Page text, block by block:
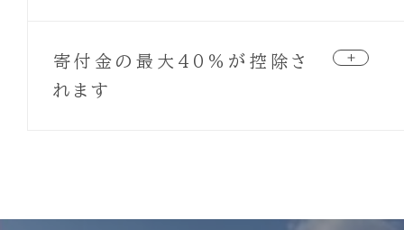
学生＆サポーター会員
3,000円
企業／法人会員（一口）
寄付金の最大40％が控除さ
れます